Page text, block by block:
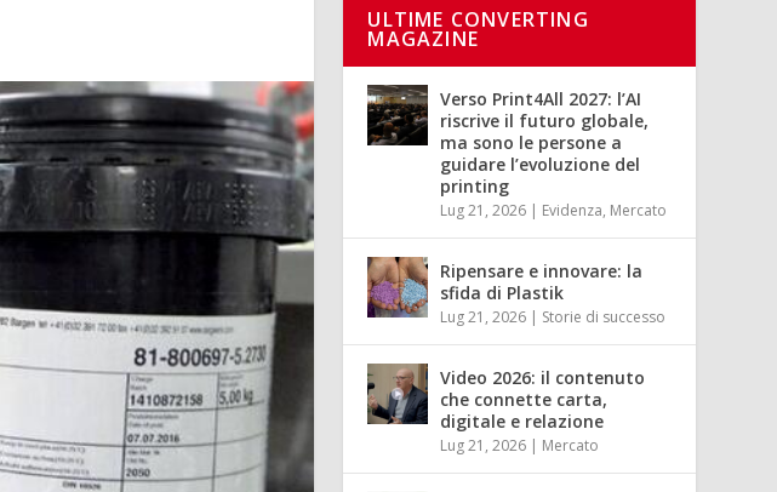
ULTIME CONVERTING
MAGAZINE
Verso Print4All 2027: l’AI
riscrive il futuro globale,
ma sono le persone a
guidare l’evoluzione del
printing
Lug 21, 2026 | Evidenza, Mercato
Ripensare e innovare: la
sfida di Plastik
Lug 21, 2026 | Storie di successo
Video 2026: il contenuto
che connette carta,
digitale e relazione
Lug 21, 2026 | Mercato